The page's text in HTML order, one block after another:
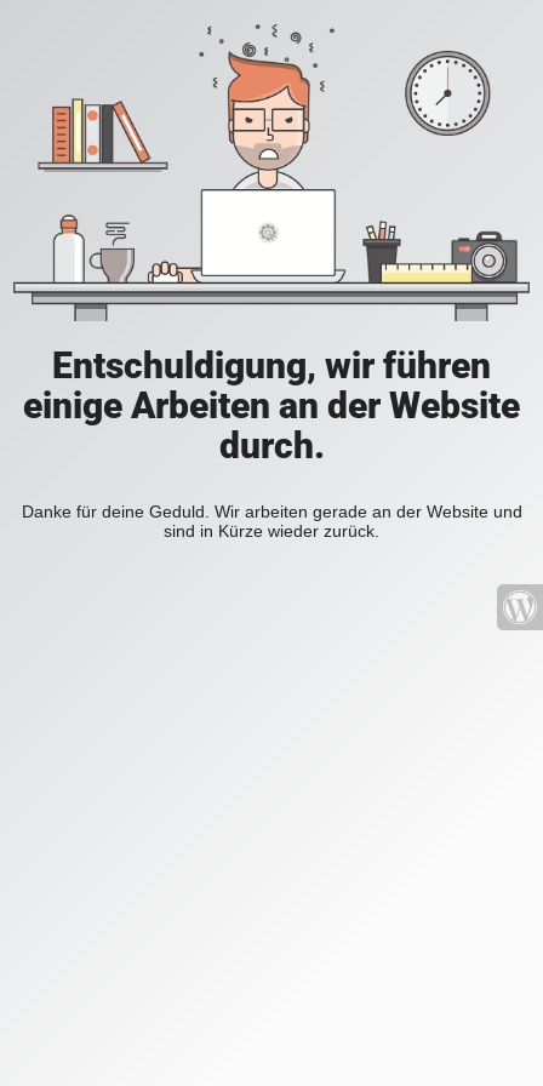
Entschuldigung, wir führen
einige Arbeiten an der Website
durch.
Danke für deine Geduld. Wir arbeiten gerade an der Website und
sind in Kürze wieder zurück.